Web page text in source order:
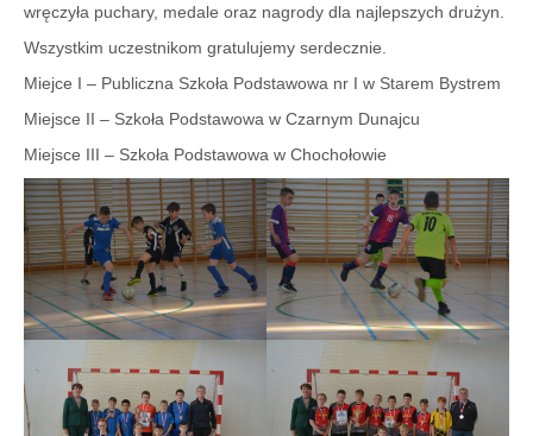
wręczyła puchary, medale oraz nagrody dla najlepszych drużyn.
Wszystkim uczestnikom gratulujemy serdecznie.
Miejce I – Publiczna Szkoła Podstawowa nr I w Starem Bystrem
Miejsce II – Szkoła Podstawowa w Czarnym Dunajcu
Miejsce III – Szkoła Podstawowa w Chochołowie